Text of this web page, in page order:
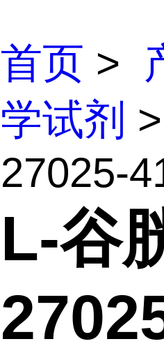
首页 >
学试剂
27025-
L-谷